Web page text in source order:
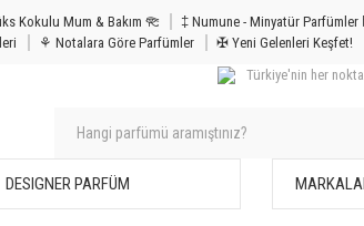
⩭ Lüks Kokulu Mum & Bakım 𐦝 ‡ Numune - Minyatür
⚘ Notalara Göre Parfümler ✠ Yeni Gelenleri Keşfet!
Türkiye'nin her
DESIGNER PARFÜM